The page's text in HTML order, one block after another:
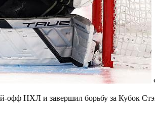
офф НХЛ и завершил борьбу за Кубок